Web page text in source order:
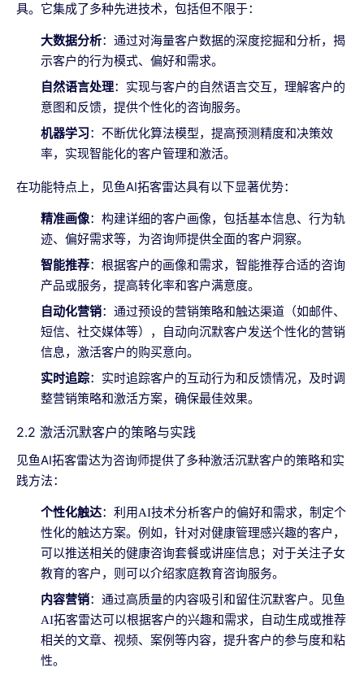
具。它集成了多种先进技术，包括但不限于：
大数据分析：通过对海量客户数据的深度挖掘和分析，揭
示客户的行为模式、偏好和需求。
自然语言处理：实现与客户的自然语言交互，理解客户的
意图和反馈，提供个性化的咨询服务。
机器学习：不断优化算法模型，提高预测精度和决策效
率，实现智能化的客户管理和激活。
在功能特点上，见鱼AI拓客雷达具有以下显著优势：
精准画像：构建详细的客户画像，包括基本信息、行为轨
迹、偏好需求等，为咨询师提供全面的客户洞察。
智能推荐：根据客户的画像和需求，智能推荐合适的咨询
产品或服务，提高转化率和客户满意度。
自动化营销：通过预设的营销策略和触达渠道（如邮件、
短信、社交媒体等），自动向沉默客户发送个性化的营销
信息，激活客户的购买意向。
实时追踪：实时追踪客户的互动行为和反馈情况，及时调
整营销策略和激活方案，确保最佳效果。
2.2 激活沉默客户的策略与实践
见鱼AI拓客雷达为咨询师提供了多种激活沉默客户的策略和实
践方法：
个性化触达：利用AI技术分析客户的偏好和需求，制定个
性化的触达方案。例如，针对对健康管理感兴趣的客户，
可以推送相关的健康咨询套餐或讲座信息；对于关注子女
教育的客户，则可以介绍家庭教育咨询服务。
内容营销：通过高质量的内容吸引和留住沉默客户。见鱼
AI拓客雷达可以根据客户的兴趣和需求，自动生成或推荐
相关的文章、视频、案例等内容，提升客户的参与度和粘
性。